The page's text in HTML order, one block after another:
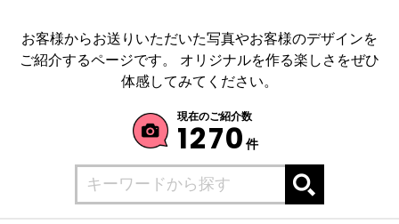
お客様からお送りいただいた写真やお客様のデザインを
ご紹介するページです。
オリジナルを作る楽しさをぜひ
体感してみてください。
現在のご紹介数
1270 件